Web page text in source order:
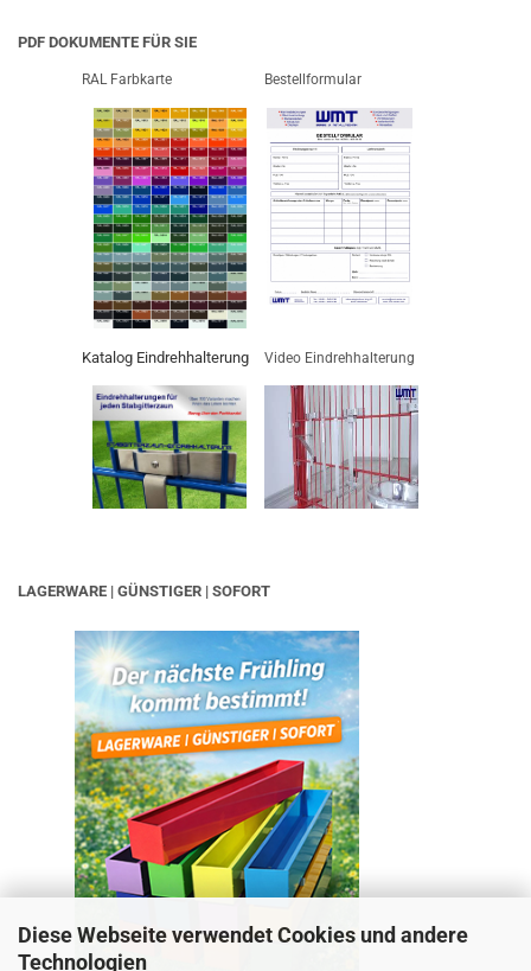
Diese Webseite verwendet Cookies und andere
Technologien
PDF DOKUMENTE FÜR SIE
RAL Farbkarte Bestellformular
Katalog Eindrehhalterung Video Eindrehhalterung
LAGERWARE | GÜNSTIGER | SOFORT